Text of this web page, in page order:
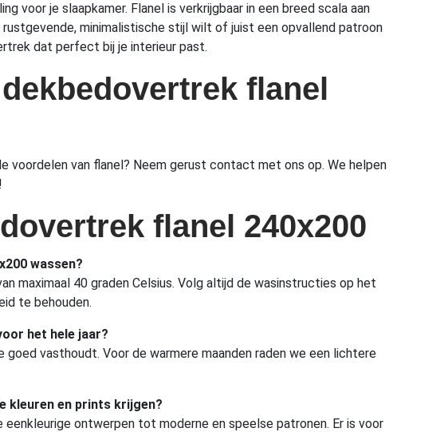
je slaapkamer. Flanel is verkrijgbaar in een breed scala aan
minimalistische stijl wilt of juist een opvallend patroon
dat perfect bij je interieur past.
flanel
voordelen van flanel? Neem gerust contact met ons op. We helpen
flanel 240x200
wassen?
maximaal 40 graden Celsius. Volg altijd de wasinstructies op het
te behouden.
het hele jaar?
vasthoudt. Voor de warmere maanden raden we een lichtere
kleuren en prints krijgen?
ontwerpen tot moderne en speelse patronen. Er is voor